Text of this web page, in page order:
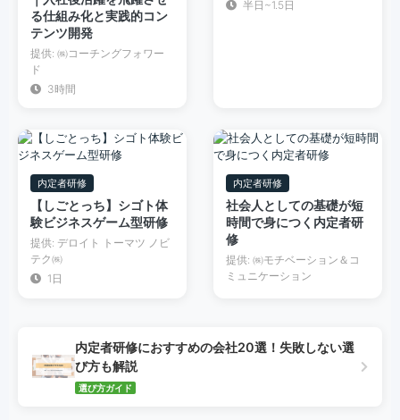
る仕組み化と実践的コン
テンツ開発
提供: ㈱コーチングフォワー
ド
3時間
半日~1.5日
内定者研修
【しごとっち】シゴト体
験ビジネスゲーム型研修
提供: デロイト トーマツ ノビ
テク㈱
1日
内定者研修
社会人としての基礎が短
時間で身につく内定者研
修
提供: ㈱モチベーション＆コ
ミュニケーション
内定者研修におすすめの会社20選！失敗しない選
び方も解説
選び方ガイド